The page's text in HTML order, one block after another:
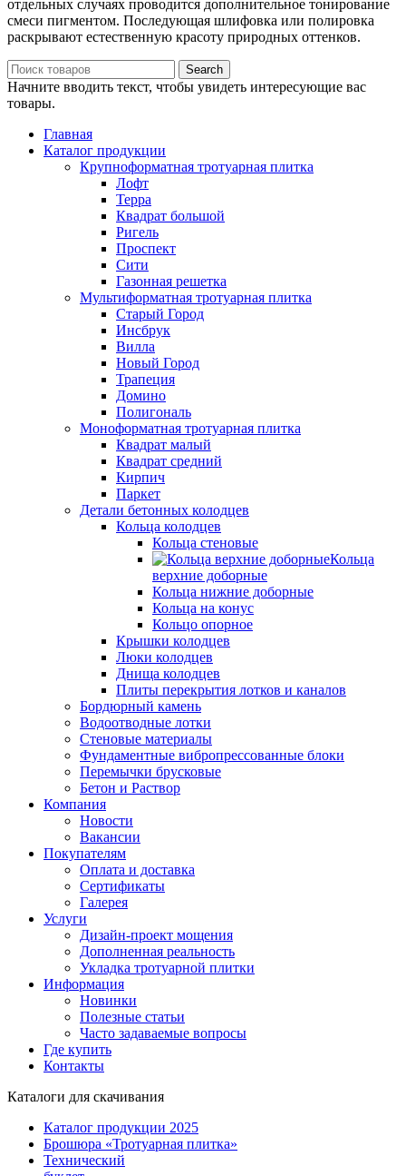
отдельных случаях проводится дополнительное тонирование
смеси пигментом. Последующая шлифовка или полировка
раскрывают естественную красоту природных оттенков.
Search
Начните вводить текст, чтобы увидеть интересующие вас
товары.
Главная
Каталог продукции
Крупноформатная тротуарная плитка
Лофт
Терра
Квадрат большой
Ригель
Проспект
Сити
Газонная решетка
Мультиформатная тротуарная плитка
Старый Город
Инсбрук
Вилла
Новый Город
Трапеция
Домино
Полигональ
Моноформатная тротуарная плитка
Квадрат малый
Квадрат средний
Кирпич
Паркет
Детали бетонных колодцев
Кольца колодцев
Кольца стеновые
Кольца
верхние доборные
Кольца нижние доборные
Кольца на конус
Кольцо опорное
Крышки колодцев
Люки колодцев
Днища колодцев
Плиты перекрытия лотков и каналов
Бордюрный камень
Водоотводные лотки
Стеновые материалы
Фундаментные вибропрессованные блоки
Перемычки брусковые
Бетон и Раствор
Компания
Новости
Вакансии
Покупателям
Оплата и доставка
Сертификаты
Галерея
Услуги
Дизайн-проект мощения
Дополненная реальность
Укладка тротуарной плитки
Информация
Новинки
Полезные статьи
Часто задаваемые вопросы
Где купить
Контакты
Каталоги для скачивания
Каталог продукции 2025
Брошюра «Тротуарная плитка»
Технический